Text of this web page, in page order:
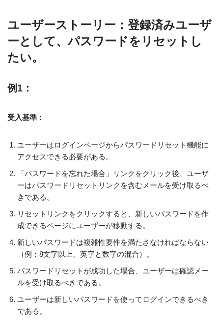
ユーザーストーリー：登録済みユーザ
ーとして、パスワードをリセットし
たい。
例1：
受入基準：
ユーザーはログインページからパスワードリセット機能に
アクセスできる必要がある。
「パスワードを忘れた場合」リンクをクリック後、ユーザ
ーはパスワードリセットリンクを含むメールを受け取るべ
きである。
リセットリンクをクリックすると、新しいパスワードを作
成できるページにユーザーが移動する。
新しいパスワードは複雑性要件を満たさなければならない
（例：8文字以上、英字と数字の混合）。
パスワードリセットが成功した場合、ユーザーは確認メー
ルを受け取るべきである。
ユーザーは新しいパスワードを使ってログインできるべき
である。